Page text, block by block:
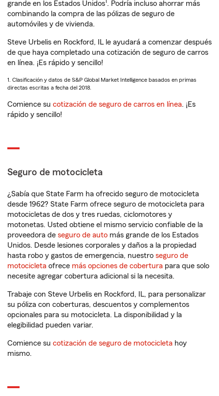
grande en los Estados Unidos . Podría incluso ahorrar más
combinando la compra de las pólizas de seguro de
automóviles y de vivienda.
Steve Urbelis en Rockford, IL le ayudará a comenzar después
de que haya completado una cotización de seguro de carros
en línea. ¡Es rápido y sencillo!
1. Clasificación y datos de S&P Global Market Intelligence basados en primas
directas escritas a fecha del 2018.
Comience su cotización de seguro de carros en línea. ¡Es
rápido y sencillo!
Seguro de motocicleta
¿Sabía que State Farm ha ofrecido seguro de motocicleta
desde 1962? State Farm ofrece seguro de motocicleta para
motocicletas de dos y tres ruedas, ciclomotores y
motonetas. Usted obtiene el mismo servicio confiable de la
proveedora de seguro de auto más grande de los Estados
Unidos. Desde lesiones corporales y daños a la propiedad
hasta robo y gastos de emergencia, nuestro seguro de
motocicleta ofrece más opciones de cobertura para que solo
necesite agregar cobertura adicional si la necesita.
Trabaje con Steve Urbelis en Rockford, IL, para personalizar
su póliza con coberturas, descuentos y complementos
opcionales para su motocicleta. La disponibilidad y la
elegibilidad pueden variar.
Comience su cotización de seguro de motocicleta hoy
mismo.